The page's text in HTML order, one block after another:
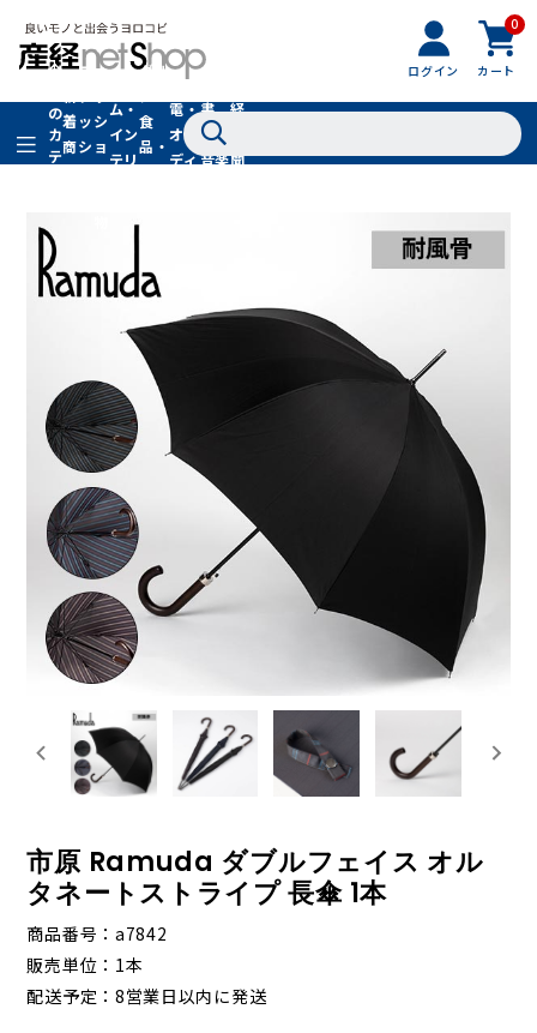
ログイン
0
カート
全
の
カ
テ
着
商
品
フ
ッ
シ
ョ
フ
ァ
シ
ョ
ン
ム・
イン
テリ
グル
食
品・
ドリ
家
電・
オー
ディ
書
籍・
音楽
経
聞
市原 Ramuda ダブルフェイス オル
タネートストライプ 長傘 1本
商品番号
a7842
販売単位
1本
配送予定
8営業日以内に発送